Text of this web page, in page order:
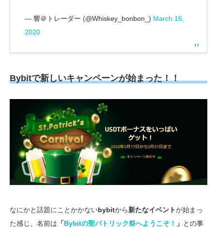
— 響＠トレーダー (@Whiskey_bonbon_) March 16,
2020
Bybitで新しいキャンペーンが始まった！！
なにかと話題にことかかないbybitから新たなイベントが始まっ
た感じ、名前は 「Bybitの聖パトリック祭へようこそ！ 」 との事